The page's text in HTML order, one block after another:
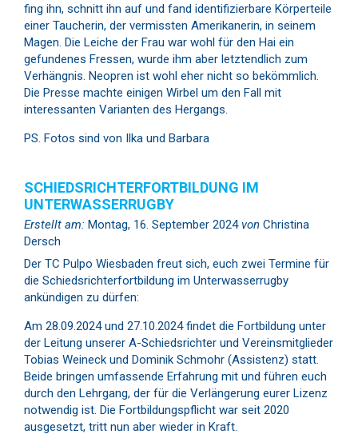
fing ihn, schnitt ihn auf und fand identifizierbare Körperteile
einer Taucherin, der vermissten Amerikanerin, in seinem
Magen. Die Leiche der Frau war wohl für den Hai ein
gefundenes Fressen, wurde ihm aber letztendlich zum
Verhängnis. Neopren ist wohl eher nicht so bekömmlich.
Die Presse machte einigen Wirbel um den Fall mit
interessanten Varianten des Hergangs.
PS. Fotos sind von Ilka und Barbara
SCHIEDSRICHTERFORTBILDUNG IM
UNTERWASSERRUGBY
Erstellt am: Montag, 16. September 2024 von Christina
Dersch
Der TC Pulpo Wiesbaden freut sich, euch zwei Termine für
die Schiedsrichterfortbildung im Unterwasserrugby
ankündigen zu dürfen:
Am 28.09.2024 und 27.10.2024 findet die Fortbildung unter
der Leitung unserer A-Schiedsrichter und Vereinsmitglieder
Tobias Weineck und Dominik Schmohr (Assistenz) statt.
Beide bringen umfassende Erfahrung mit und führen euch
durch den Lehrgang, der für die Verlängerung eurer Lizenz
notwendig ist. Die Fortbildungspflicht war seit 2020
ausgesetzt, tritt nun aber wieder in Kraft.